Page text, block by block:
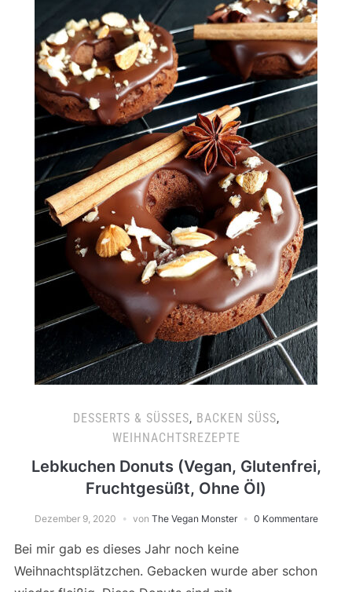
DESSERTS & SÜSSES , BACKEN SÜSS ,
WEIHNACHTSREZEPTE
Lebkuchen Donuts (Vegan, Glutenfrei,
Fruchtgesüßt, Ohne Öl)
Dezember 9, 2020 von The Vegan Monster 0 Kommentare
Bei mir gab es dieses Jahr noch keine
Weihnachtsplätzchen. Gebacken wurde aber schon